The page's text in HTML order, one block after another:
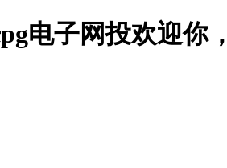
电子网投欢迎你